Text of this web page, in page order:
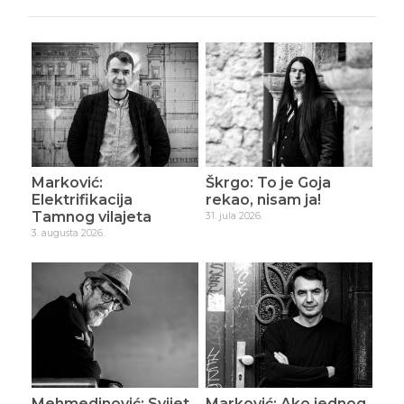
Marković:
Elektrifikacija
Tamnog vilajeta
3. augusta 2026.
Škrgo: To je Goja
rekao, nisam ja!
31. jula 2026.